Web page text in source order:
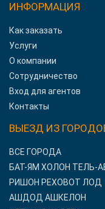
ИНФОРМАЦИЯ
Как заказать
Услуги
О компании
Сотрудничество
Вход для агентов
Контакты
ВЫЕЗД ИЗ
ВСЕ ГОРОДА
БАТ-ЯМ ХОЛОН ТЕЛЬ-
РИШОН РЕХОВОТ ЛОД
АШДОД АШКЕЛОН